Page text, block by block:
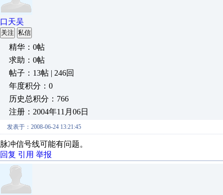
口天吴
关注 私信
精华：0帖
求助：0帖
帖子：13帖 | 246回
年度积分：0
历史总积分：766
注册：2004年11月06日
发表于：2008-06-24 13:21:45
脉冲信号线可能有问题。
回复 引用 举报